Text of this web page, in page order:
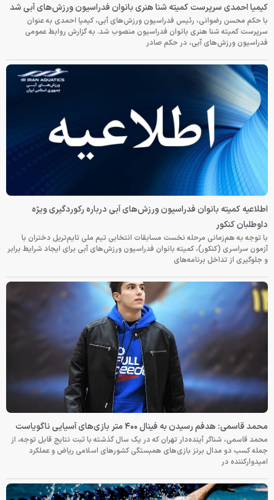
کیمیا احمدی سرپرست کمیته شنا هنری بانوان فدراسیون ورزش‌های آبی شد
با حکم محسن رضوانی، رئیس فدراسیون ورزش‌های آبی، کیمیا احمدی به عنوان
سرپرست کمیته شنا هنری بانوان فدراسیون منصوب شد. به گزارش روابط عمومی
فدراسیون ورزش‌های آبی، در حکم صادر
اطلاعیه کمیته بانوان فدراسیون ورزش‌های آبی درباره رکوردگیری ویژه
داوطلبان کنکور
با توجه به هم‌زمانی مرحله نخست مسابقات انتخابی تیم ملی تایم‌تریل دختران با
آزمون سراسری (کنکور)، کمیته بانوان فدراسیون ورزش‌های آبی برای ایجاد شرایط برابر
و جلوگیری از تداخل برنامه‌های
محمد قاسمی: هدفم رسیدن به فینال ۴۰۰ متر بازی‌های آسیایی ناگویاست
محمد قاسمی، شناگر آینده‌دار تهران که در یک سال گذشته با ثبت نتایج قابل توجه، از
جمله کسب دو مدال برنز بازی‌های همبستگی کشورهای اسلامی ریاض و عملکرد
امیدوارکننده در